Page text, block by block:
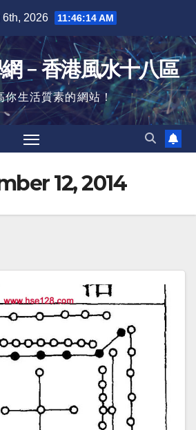
6th, 2026 11:46:15 AM
﹣香港風水十八區
你生活質素的網站！
12, 2014